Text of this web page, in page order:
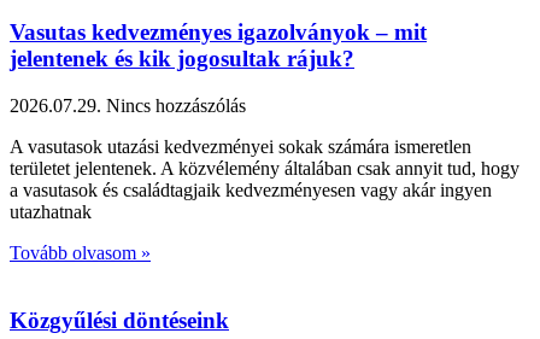
Vasutas kedvezményes igazolványok – mit
jelentenek és kik jogosultak rájuk?
2026.07.29. Nincs hozzászólás
A vasutasok utazási kedvezményei sokak számára ismeretlen
területet jelentenek. A közvélemény általában csak annyit tud, hogy
a vasutasok és családtagjaik kedvezményesen vagy akár ingyen
utazhatnak
Tovább olvasom »
Közgyűlési döntéseink